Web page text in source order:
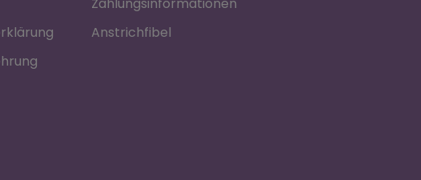
Zahlungsinformationen
Anstrichfibel